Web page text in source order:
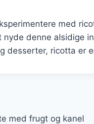
med
nyde denne alsidige
desserter, ricotta er
med frugt og kanel